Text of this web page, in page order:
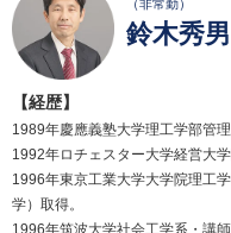
（非常勤）
鈴木秀男
【経歴】
1989年慶應義塾大学理工学部管理
1992年ロチェスター大学経営大学
1996年東京工業大学大学院理工
学）取得。
1996年筑波大学社会工学系・講